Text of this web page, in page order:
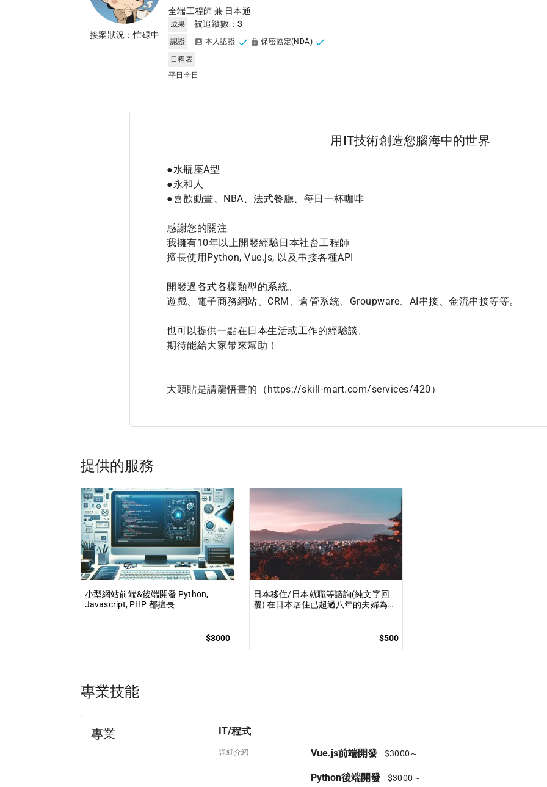
接案狀況：忙碌中
全端工程師 兼 日本通
成果 被追蹤數：3
認證 本人認證 保密協定(NDA)
日程表
平日全日
用IT技術創造您腦海中的世界
●水瓶座A型
●永和人
●喜歡動畫、NBA、法式餐廳、每日一杯咖啡
感謝您的關注
我擁有10年以上開發經驗日本社畜工程師
擅長使用Python, Vue.js, 以及串接各種API
開發過各式各樣類型的系統。
遊戲、電子商務網站、CRM、倉管系統、Groupware、AI串接、金流串接等等。
也可以提供一點在日本生活或工作的經驗談。
期待能給大家帶來幫助！
大頭貼是請龍悟畫的（https://skill-mart.com/services/420）
提供的服務
小型網站前端&後端開發 Python,
Javascript, PHP 都擅長
$3000
日本移住/日本就職等諮詢(純文字回
覆) 在日本居住已超過八年的夫婦為你
$500
專業技能
專業 IT/程式
詳細介紹 Vue.js前端開發 $3000～
Python後端開發 $3000～